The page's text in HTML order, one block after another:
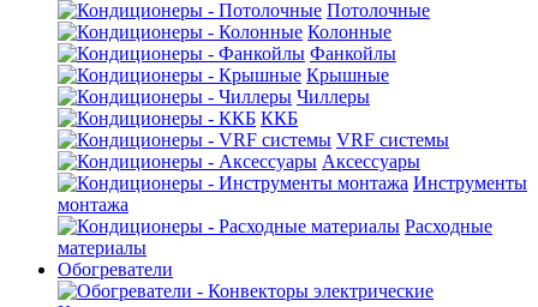
Потолочные
Колонные
Фанкойлы
Крышные
Чиллеры
ККБ
VRF системы
Аксессуары
Инструменты
монтажа
Расходные
материалы
Обогреватели